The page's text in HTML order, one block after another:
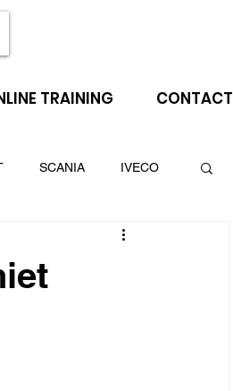
TRAINING CONTACT
SCANIA IVECO